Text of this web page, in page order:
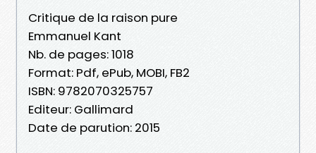
Critique de la raison pure
Emmanuel Kant
Nb. de pages: 1018
Format: Pdf, ePub, MOBI, FB2
ISBN: 9782070325757
Editeur: Gallimard
Date de parution: 2015